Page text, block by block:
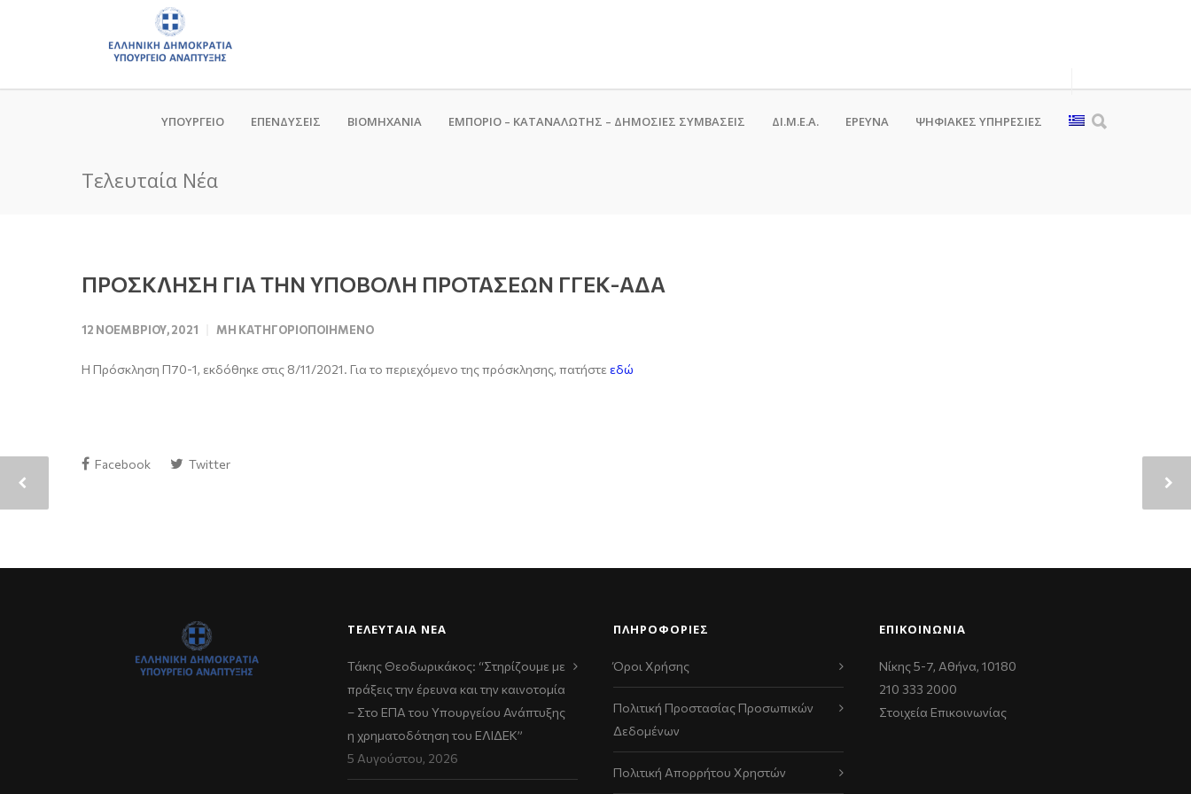
ΥΠΟΥΡΓΕΙΟ ΕΠΕΝΔΥΣΕΙΣ ΒΙΟΜΗΧΑΝΙΑ ΕΜΠΟΡΙΟ – ΚΑΤΑΝΑΛΩΤΗΣ – ΔΗΜΟΣΙΕΣ ΣΥΜΒΑΣΕΙΣ ΔΙ.Μ.Ε.Α. ΕΡΕΥΝΑ ΨΗΦΙΑΚΈΣ ΥΠΗΡΕΣΊΕΣ
Τελευταία Νέα
ΠΡΟΣΚΛΗΣΗ ΓΙΑ ΤΗΝ ΥΠΟΒΟΛΗ ΠΡΟΤΑΣΕΩΝ ΓΓΕΚ-ΑΔΑ
12 ΝΟΕΜΒΡΊΟΥ, 2021 ΜΗ ΚΑΤΗΓΟΡΙΟΠΟΙΗΜΈΝΟ
Η Πρόσκληση Π70-1, εκδόθηκε στις 8/11/2021. Για το περιεχόμενο της πρόσκλησης, πατήστε εδώ
Facebook Twitter
ΤΕΛΕΥΤΑΊΑ ΝΈΑ
Τάκης Θεοδωρικάκος: “Στηρίζουμε με
πράξεις την έρευνα και την καινοτομία
– Στο ΕΠΑ του Υπουργείου Ανάπτυξης
η χρηματοδότηση του ΕΛΙΔΕΚ”
5 Αυγούστου, 2026
ΠΛΗΡΟΦΟΡΙΕΣ
Όροι Χρήσης
Πολιτική Προστασίας Προσωπικών
Δεδομένων
Πολιτική Απορρήτου Χρηστών
ΕΠΙΚΟΙΝΩΝΊΑ
Νίκης 5-7, Αθήνα, 10180
210 333 2000
Στοιχεία Επικοινωνίας